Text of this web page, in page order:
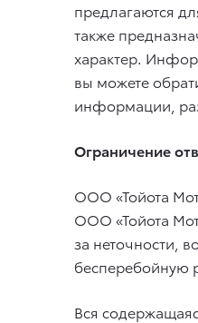
предлагаются
также
характер.
вы можете
информации,
Ограничение
ООО «Тойота
ООО «Тойота
за неточности,
бесперебойную
Вся